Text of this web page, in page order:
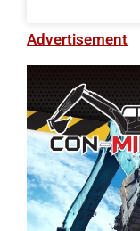
Advertisement